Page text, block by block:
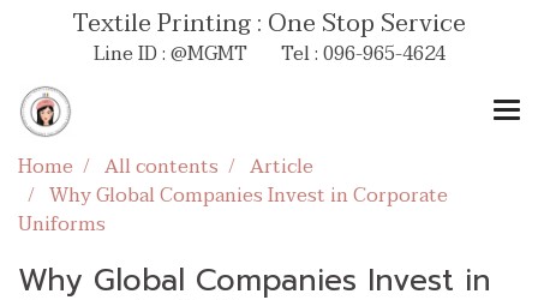
Textile Printing : One Stop Service
Line ID : @MGMT Tel : 096-965-4624
Home All contents
Article
Why Global Companies Invest in Corporate
Uniforms
Why Global Companies Invest in